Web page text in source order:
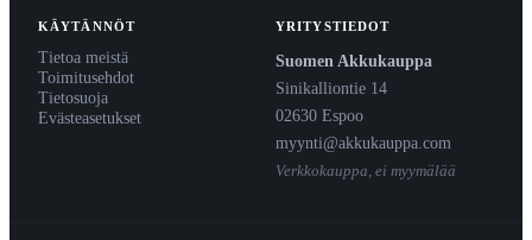
KÄYTÄNNÖT
Tietoa meistä
Toimitusehdot
Tietosuoja
Evästeasetukset
YRITYSTIEDOT
Suomen Akkukauppa
Sinikalliontie 14
02630 Espoo
myynti@akkukauppa.com
Verkkokauppa, ei myymälää